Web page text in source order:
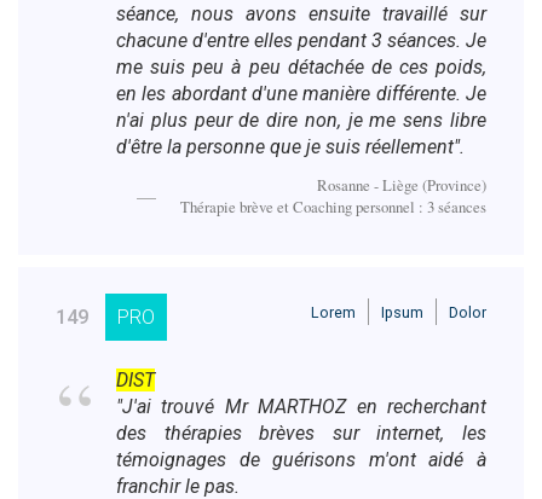
séance, nous avons ensuite travaillé sur
chacune d'entre elles pendant 3 séances. Je
me suis peu à peu détachée de ces poids,
en les abordant d'une manière différente. Je
n'ai plus peur de dire non, je me sens libre
d'être la personne que je suis réellement".
Rosanne - Liège (Province)
Thérapie brève et Coaching personnel : 3 séances
149 PRO Lorem Ipsum Dolor
DIST
"J'ai trouvé Mr MARTHOZ en recherchant
des thérapies brèves sur internet, les
témoignages de guérisons m'ont aidé à
franchir le pas.